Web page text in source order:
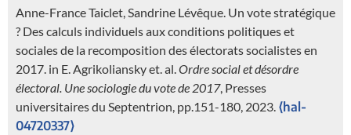
Anne-France Taiclet, Sandrine Lévêque. Un vote stratégique
? Des calculs individuels aux conditions politiques et
sociales de la recomposition des électorats socialistes en
2017. in E. Agrikoliansky et. al.Ordre social et désordre
électoral. Une sociologie du vote de 2017, Presses
universitaires du Septentrion, pp.151-180, 2023. ⟨hal-
04720337⟩